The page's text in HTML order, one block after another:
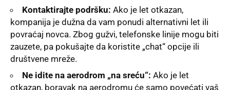
Kontaktirajte podršku: Ako je let otkazan,
kompanija je dužna da vam ponudi alternativni let ili
povraćaj novca. Zbog gužvi, telefonske linije mogu biti
zauzete, pa pokušajte da koristite „chat“ opcije ili
društvene mreže.
Ne idite na aerodrom „na sreću“: Ako je let
otkazan, boravak na aerodromu će samo povećati vaš